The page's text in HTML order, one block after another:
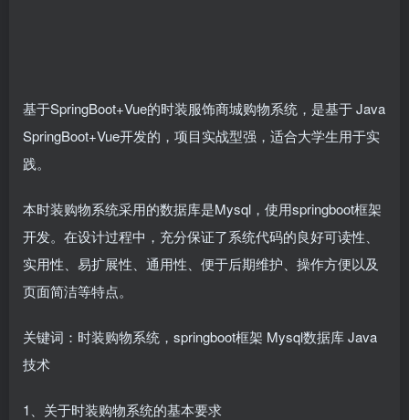
基于SpringBoot+Vue的时装服饰商城购物系统，是基于 Java
SpringBoot+Vue开发的，项目实战型强，适合大学生用于实
践。
本时装购物系统采用的数据库是Mysql，使用springboot框架
开发。在设计过程中，充分保证了系统代码的良好可读性、
实用性、易扩展性、通用性、便于后期维护、操作方便以及
页面简洁等特点。
关键词：时装购物系统，springboot框架 Mysql数据库 Java
技术
1、关于时装购物系统的基本要求